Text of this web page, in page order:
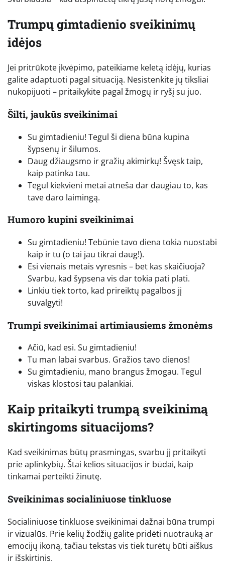
Trumpų gimtadienio sveikinimų
idėjos
Jei pritrūkote įkvėpimo, pateikiame keletą idėjų, kurias
galite adaptuoti pagal situaciją. Nesistenkite jų tiksliai
nukopijuoti – pritaikykite pagal žmogų ir ryšį su juo.
Šilti, jaukūs sveikinimai
Su gimtadieniu! Tegul ši diena būna kupina
šypsenų ir šilumos.
Daug džiaugsmo ir gražių akimirkų! Švęsk taip,
kaip patinka tau.
Tegul kiekvieni metai atneša dar daugiau to, kas
tave daro laimingą.
Humoro kupini sveikinimai
Su gimtadieniu! Tebūnie tavo diena tokia nuostabi
kaip ir tu (o tai jau tikrai daug!).
Esi vienais metais vyresnis – bet kas skaičiuoja?
Svarbu, kad šypsena vis dar tokia pati plati.
Linkiu tiek torto, kad prireiktų pagalbos jį
suvalgyti!
Trumpi sveikinimai artimiausiems žmonėms
Ačiū, kad esi. Su gimtadieniu!
Tu man labai svarbus. Gražios tavo dienos!
Su gimtadieniu, mano brangus žmogau. Tegul
viskas klostosi tau palankiai.
Kaip pritaikyti trumpą sveikinimą
skirtingoms situacijoms?
Kad sveikinimas būtų prasmingas, svarbu jį pritaikyti
prie aplinkybių. Štai kelios situacijos ir būdai, kaip
tinkamai perteikti žinutę.
Sveikinimas socialiniuose tinkluose
Socialiniuose tinkluose sveikinimai dažnai būna trumpi
ir vizualūs. Prie kelių žodžių galite pridėti nuotrauką ar
emocijų ikoną, tačiau tekstas vis tiek turėtų būti aiškus
ir išskirtinis.